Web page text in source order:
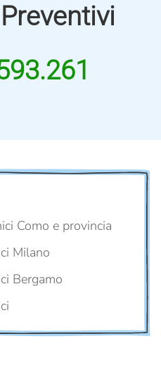
Como e provincia
Milano
Bergamo